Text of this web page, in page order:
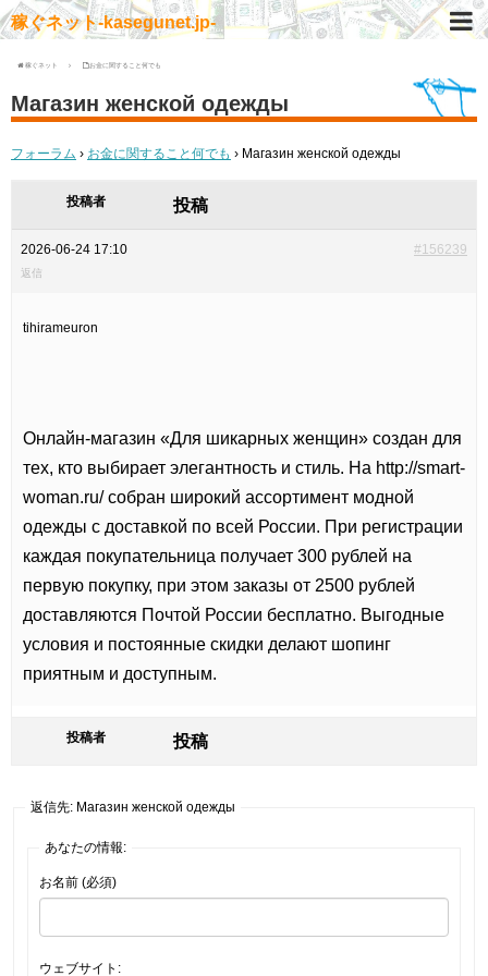
稼ぐネット-kasegunet.jp-
稼ぐネット お金に関すること何でも
Магазин женской одежды
フォーラム › お金に関すること何でも › Магазин женской одежды
投稿者 投稿
2026-06-24 17:10 #156239
返信
tihirameuron
Онлайн-магазин «Для шикарных женщин» создан для
тех, кто выбирает элегантность и стиль. На http://smart-
woman.ru/ собран широкий ассортимент модной
одежды с доставкой по всей России. При регистрации
каждая покупательница получает 300 рублей на
первую покупку, при этом заказы от 2500 рублей
доставляются Почтой России бесплатно. Выгодные
условия и постоянные скидки делают шопинг
приятным и доступным.
投稿者 投稿
返信先: Магазин женской одежды
あなたの情報:
お名前 (必須)
ウェブサイト: